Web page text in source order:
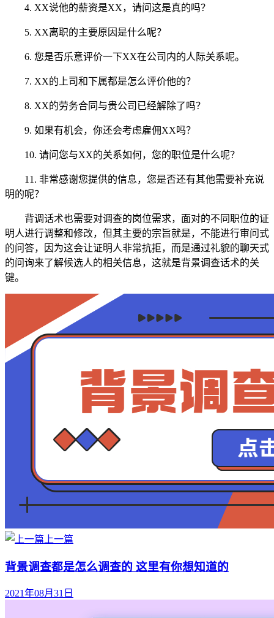
4. XX说他的薪资是XX，请问这是真的吗？
5. XX离职的主要原因是什么呢？
6. 您是否乐意评价一下XX在公司内的人际关系呢。
7. XX的上司和下属都是怎么评价他的？
8. XX的劳务合同与贵公司已经解除了吗？
9. 如果有机会，你还会考虑雇佣XX吗？
10. 请问您与XX的关系如何，您的职位是什么呢？
11. 非常感谢您提供的信息，您是否还有其他需要补充说
明的呢？
背调话术也需要对调查的岗位需求，面对的不同职位的证
明人进行调整和修改，但其主要的宗旨就是，不能进行审问式
的问答，因为这会让证明人非常抗拒，而是通过礼貌的聊天式
的问询来了解候选人的相关信息，这就是背景调查话术的关
键。
上一篇
背景调查都是怎么调查的 这里有你想知道的
2021年08月31日